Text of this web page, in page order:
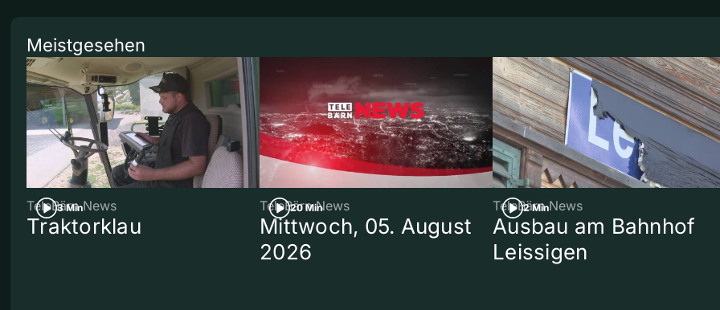
Meistgesehen
3 Min
TeleBärn News
Traktorklau
20 Min
TeleBärn News
Mittwoch, 05. August
2026
2 Min
TeleBärn News
Ausbau am Bahnhof
Leissigen